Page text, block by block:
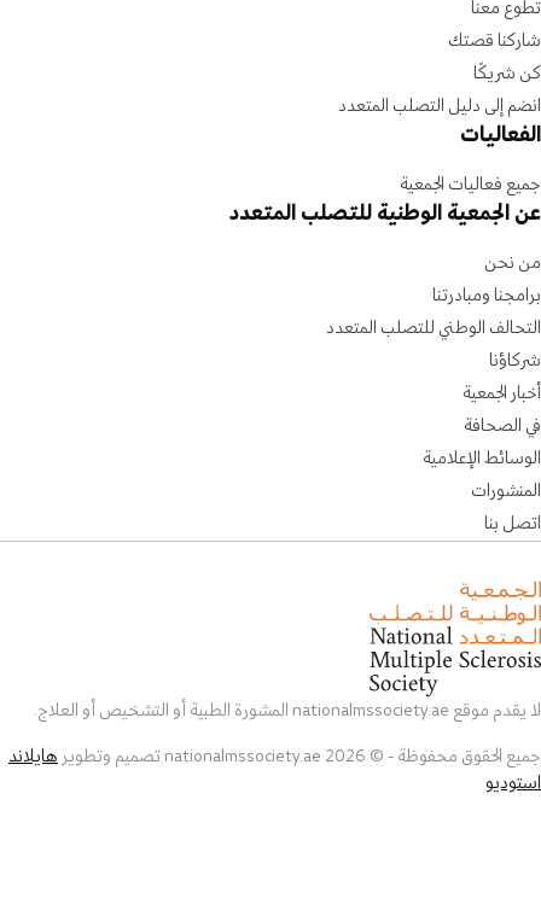
تطوع معنا
شاركنا قصتك
كن شريكًا
انضم إلى دليل التصلب المتعدد
الفعاليات
جميع فعاليات الجمعية
عن الجمعية الوطنية للتصلب المتعدد
من نحن
برامجنا ومبادرتنا
التحالف الوطني للتصلب المتعدد
شركاؤنا
أخبار الجمعية
في الصحافة
الوسائط الإعلامية
المنشورات
اتصل بنا
لا يقدم موقع nationalmssociety.ae المشورة الطبية أو التشخيص أو العلاج.
جميع الحقوق محفوظة - © 2026 nationalmssociety.ae تصميم وتطوير
هايلاند
استوديو